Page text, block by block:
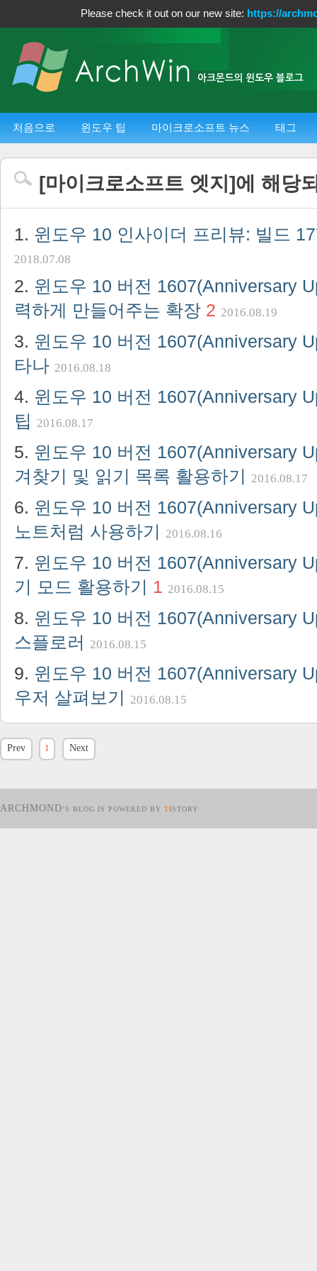
Please check it out on our new site: https://
처음으로 윈도우 팁 마이크로소프트 뉴스 태그
[마이크로소프트 엣지 ]에 해당
윈도우 10 인사이더 프리뷰: 빌드
2018.07.08
윈도우 10 버전 1607(Anniversary
력하게 만들어주는 확장 2 2016.08.19
윈도우 10 버전 1607(Anniversary
타나 2016.08.18
윈도우 10 버전 1607(Anniversary
팁 2016.08.17
윈도우 10 버전 1607(Anniversary
겨찾기 및 읽기 목록 활용하기 2016.08.17
윈도우 10 버전 1607(Anniversary
노트처럼 사용하기 2016.08.16
윈도우 10 버전 1607(Anniversary
기 모드 활용하기 1 2016.08.15
윈도우 10 버전 1607(Anniversary
스플로러 2016.08.15
윈도우 10 버전 1607(Anniversary
우저 살펴보기 2016.08.15
Prev 1 Next
ARCHMOND’S BLOG IS POWERED BY TISTORY